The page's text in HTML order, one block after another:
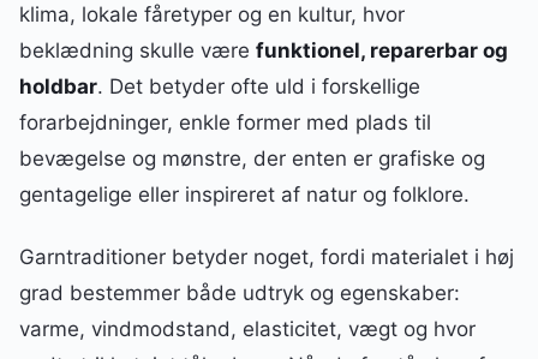
klima, lokale fåretyper og en kultur, hvor
beklædning skulle være funktionel, reparerbar og
holdbar. Det betyder ofte uld i forskellige
forarbejdninger, enkle former med plads til
bevægelse og mønstre, der enten er grafiske og
gentagelige eller inspireret af natur og folklore.
Garntraditioner betyder noget, fordi materialet i høj
grad bestemmer både udtryk og egenskaber:
varme, vindmodstand, elasticitet, vægt og hvor